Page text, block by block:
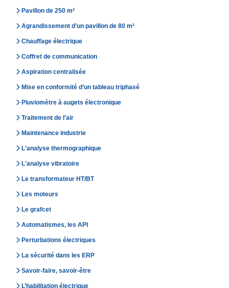
Pavillon de 250 m²
Agrandissement d’un pavillon de 80 m²
Chauffage électrique
Coffret de communication
Aspiration centralisée
Mise en conformité d’un tableau triphasé
Pluviomètre à augets électronique
Traitement de l'air
Maintenance industrie
L'analyse thermographique
L'analyse vibratoire
Le transformateur HT/BT
Les moteurs
Le grafcet
Automatismes, les API
Perturbations électriques
La sécurité dans les ERP
Savoir-faire, savoir-être
L’habilitation électrique